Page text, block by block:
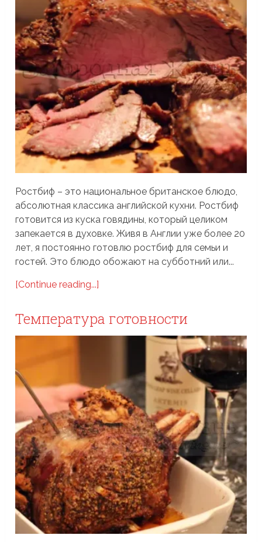
Ростбиф – это национальное британское блюдо,
абсолютная классика английской кухни. Ростбиф
готовится из куска говядины, который целиком
запекается в духовке. Живя в Англии уже более 20
лет, я постоянно готовлю ростбиф для семьи и
гостей. Это блюдо обожают на субботний или...
[Continue reading...]
Температура готовности